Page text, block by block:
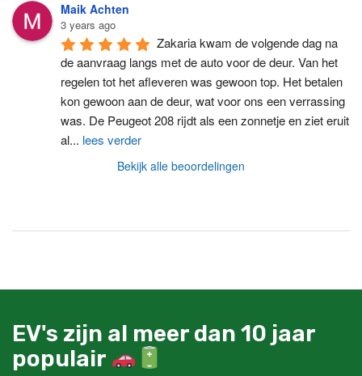
Maik Achten
3 years ago
Zakaria kwam de volgende dag na
de aanvraag langs met de auto voor de deur. Van het
regelen tot het afleveren was gewoon top. Het betalen
kon gewoon aan de deur, wat voor ons een verrassing
was. De Peugeot 208 rijdt als een zonnetje en ziet eruit
al... lees verder
Bekijk alle beoordelingen
EV's zijn al meer dan 10 jaar
populair